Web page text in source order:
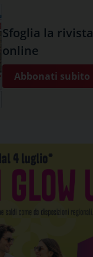
Sfoglia la rivista
online
Abbonati subito